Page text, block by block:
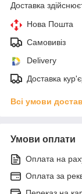
Доставка
Нова Пошта
Самовивіз
Delivery
Доставка
Всі умови
Умови оплати
Оплата на
Оплата за